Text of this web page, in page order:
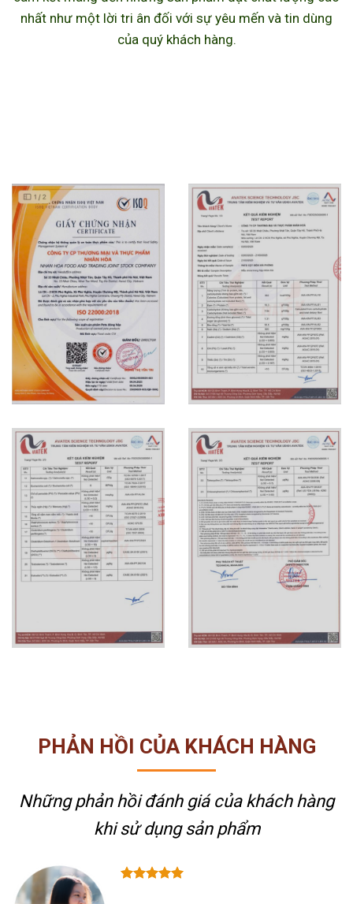
nhất như một lời tri ân đối với sự yêu mến và tin dùng
của quý khách hàng.
PHẢN HỒI CỦA KHÁCH HÀNG
Những phản hồi đánh giá của khách hàng
khi sử dụng sản phẩm